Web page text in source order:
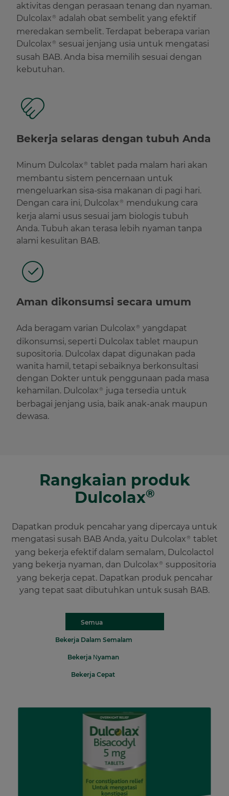
aktivitas dengan perasaan tenang dan nyaman.
Dulcolax®
adalah obat sembelit yang efektif
meredakan sembelit. Terdapat beberapa varian
Dulcolax® sesuai jenjang usia untuk mengatasi
susah BAB. Anda bisa memilih sesuai dengan
kebutuhan.
Bekerja selaras dengan tubuh Anda
Minum Dulcolax® tablet pada malam hari akan
membantu sistem pencernaan untuk
mengeluarkan sisa-sisa makanan di pagi hari.
Dengan cara ini, Dulcolax®
mendukung cara
kerja alami usus sesuai jam biologis tubuh
Anda. Tubuh akan terasa lebih nyaman tanpa
alami kesulitan BAB.
Aman dikonsumsi secara umum
Ada beragam varian Dulcolax® yangdapat
dikonsumsi, seperti Dulcolax tablet maupun
supositoria. Dulcolax dapat digunakan pada
wanita hamil, tetapi sebaiknya berkonsultasi
dengan Dokter untuk penggunaan pada masa
kehamilan. Dulcolax®
juga tersedia untuk
berbagai jenjang usia, baik anak-anak maupun
dewasa.
Rangkaian produk
Dulcolax®
Dapatkan produk pencahar yang dipercaya untuk
mengatasi susah BAB Anda, yaitu Dulcolax® tablet
yang bekerja efektif dalam semalam, Dulcolactol
yang bekerja nyaman, dan Dulcolax® suppositoria
yang bekerja cepat. Dapatkan produk pencahar
yang tepat saat dibutuhkan untuk susah BAB.
Semua
Bekerja Dalam Semalam
Bekerja Nyaman
Bekerja Cepat